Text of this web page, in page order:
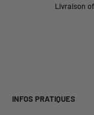
Livraison
INFOS PRATIQUES